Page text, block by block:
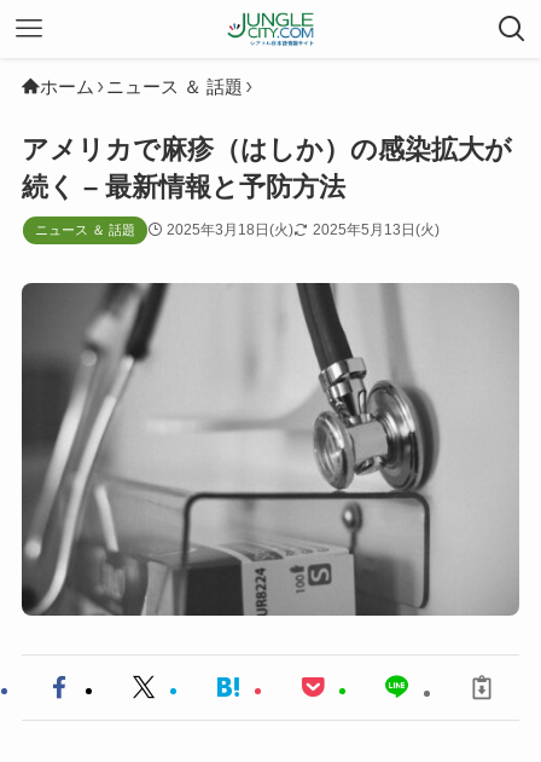
ホーム ニュース ＆ 話題
アメリカで麻疹（はしか）の感染拡大が
続く – 最新情報と予防方法
ニュース ＆ 話題 2025年3月18日(火) 2025年5月13日(火)